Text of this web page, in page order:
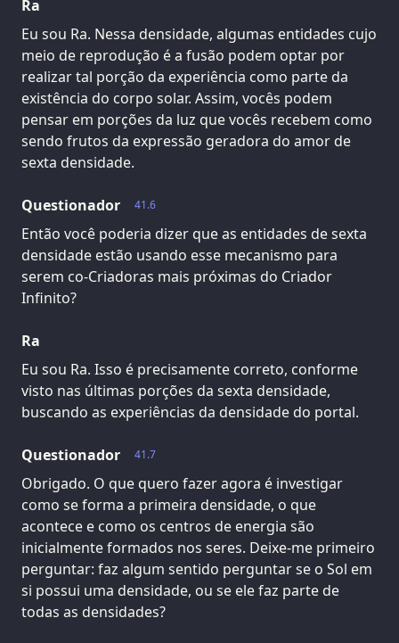
Ra
Eu sou Ra. Nessa densidade, algumas entidades cujo
meio de reprodução é a fusão podem optar por
realizar tal porção da experiência como parte da
existência do corpo solar. Assim, vocês podem
pensar em porções da luz que vocês recebem como
sendo frutos da expressão geradora do amor de
sexta densidade.
41.6
Questionador
Então você poderia dizer que as entidades de sexta
densidade estão usando esse mecanismo para
serem co-Criadoras mais próximas do Criador
Infinito?
Ra
Eu sou Ra. Isso é precisamente correto, conforme
visto nas últimas porções da sexta densidade,
buscando as experiências da densidade do portal.
41.7
Questionador
Obrigado. O que quero fazer agora é investigar
como se forma a primeira densidade, o que
acontece e como os centros de energia são
inicialmente formados nos seres. Deixe-me primeiro
perguntar: faz algum sentido perguntar se o Sol em
si possui uma densidade, ou se ele faz parte de
todas as densidades?